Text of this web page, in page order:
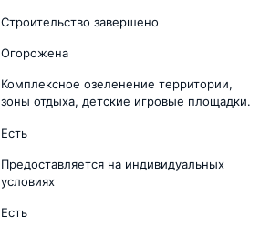
Строительство завершено
Огорожена
Комплексное озеленение территории,
зоны отдыха, детские игровые площадки.
Есть
Предоставляется на индивидуальных
условиях
Есть